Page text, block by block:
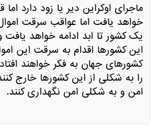
ماجرای اوکراین دیر یا زود دارد اما
خواهد یافت اما عواقب سرقت
یک کشور تا ابد ادامه خواهد
این کشورها اقدام به سرقت این
کشورهای جهان به فکر خواهند
را به شکلی از این کشورها خارج
امن و به شکلی امن نگهداری کنند.